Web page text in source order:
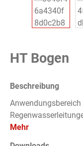
HT Bogen
Beschreibung
Mehr